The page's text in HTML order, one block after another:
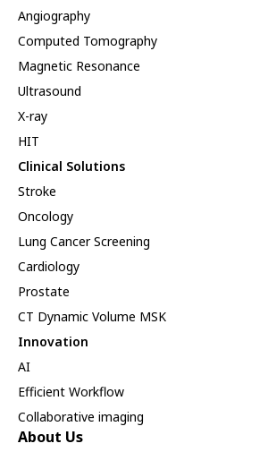
Angiography
Computed Tomography
Magnetic Resonance
Ultrasound
X-ray
HIT
Clinical Solutions
Stroke
Oncology
Lung Cancer Screening
Cardiology
Prostate
CT Dynamic Volume MSK
Innovation
AI
Efficient Workflow
Collaborative imaging
About Us